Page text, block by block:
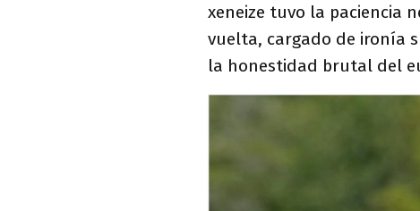
xeneize tuvo la paciencia
vuelta, cargado de ironía
la honestidad brutal del